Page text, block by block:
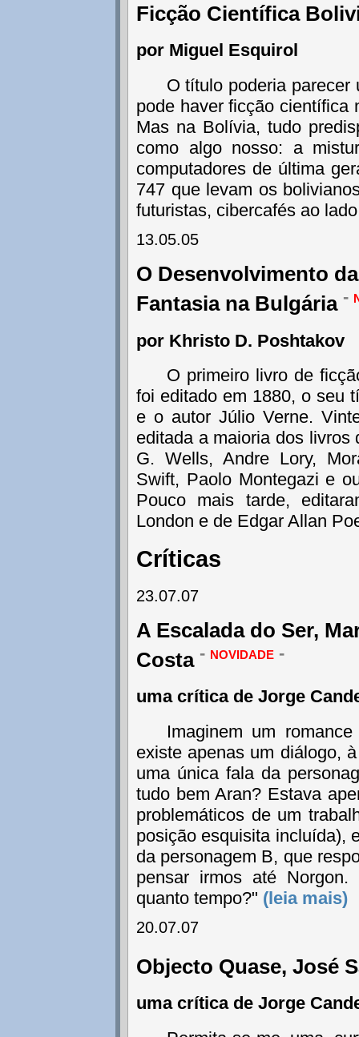
Ficção Científica
por Miguel Esquirol
O título poderia parecer
pode haver ficção científica
Mas na Bolívia, tudo
como algo nosso: a
computadores de última
747 que levam os
futuristas, cibercafés ao
13.05.05
O Desenvolvimento
Fantasia na Bulgária -
por Khristo D. Poshtakov
O primeiro livro de
foi editado em 1880, o seu
e o autor Júlio Verne.
editada a maioria dos
G. Wells, Andre Lory,
Swift, Paolo Montegazi e
Pouco mais tarde,
London e de Edgar Allan
Críticas
23.07.07
A Escalada do Ser,
Costa - novidade -
uma crítica de Jorge
Imaginem um
existe apenas um diálogo,
uma única fala da
tudo bem Aran? Estava
problemáticos de um
posição esquisita incluída),
da personagem B, que
pensar irmos até
quanto tempo?" (leia mais)
20.07.07
Objecto Quase, José
uma crítica de Jorge